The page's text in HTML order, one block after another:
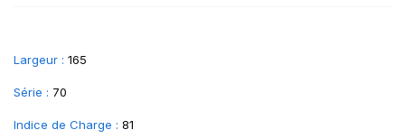
Largeur : 165
Série : 70
Indice de Charge : 81